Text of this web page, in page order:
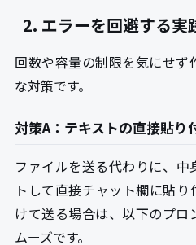
2. エラーを回避する実
回数や容量の制限を気にせず
な対策です。
対策A：テキストの直接貼り
ファイルを送る代わりに、
トして直接チャット欄に貼
けて送る場合は、以下のプ
ムーズです。